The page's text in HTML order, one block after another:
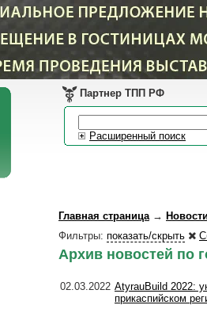
Партнер ТПП РФ
Расширенный поиск
Главная страница→
Фильтры: показать/скрыть
Архив новостей по
02.03.2022 AtyrauBuild 2022:
прикаспийском